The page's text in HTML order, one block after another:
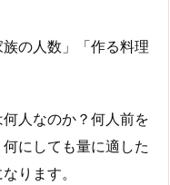
の人数」「作る料理
人なのか？何人前を
にしても量に適した
ります。